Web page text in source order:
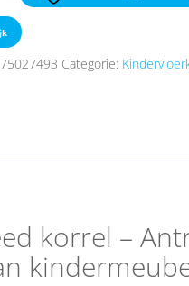
Categorie:
korrel –